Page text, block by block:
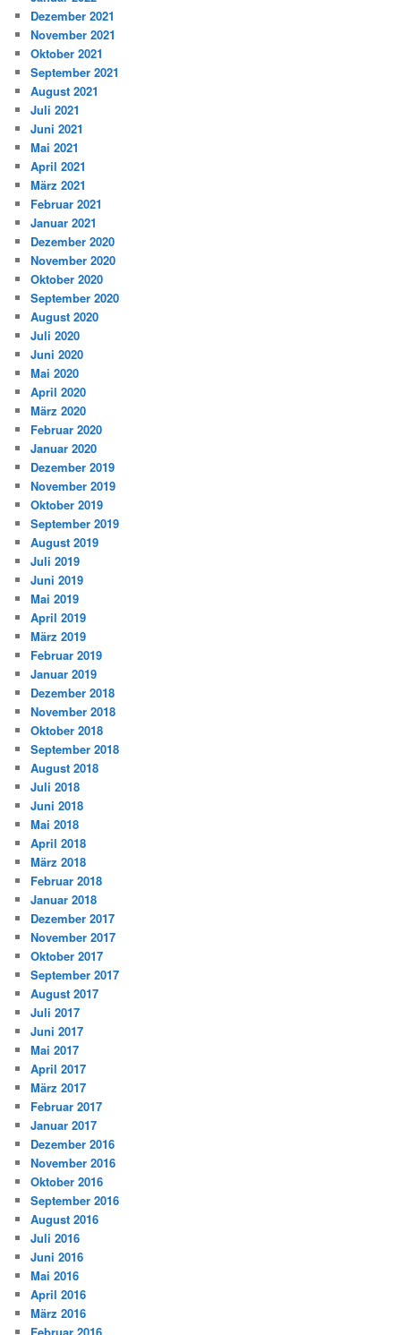
Dezember 2021
November 2021
Oktober 2021
September 2021
August 2021
Juli 2021
Juni 2021
Mai 2021
April 2021
März 2021
Februar 2021
Januar 2021
Dezember 2020
November 2020
Oktober 2020
September 2020
August 2020
Juli 2020
Juni 2020
Mai 2020
April 2020
März 2020
Februar 2020
Januar 2020
Dezember 2019
November 2019
Oktober 2019
September 2019
August 2019
Juli 2019
Juni 2019
Mai 2019
April 2019
März 2019
Februar 2019
Januar 2019
Dezember 2018
November 2018
Oktober 2018
September 2018
August 2018
Juli 2018
Juni 2018
Mai 2018
April 2018
März 2018
Februar 2018
Januar 2018
Dezember 2017
November 2017
Oktober 2017
September 2017
August 2017
Juli 2017
Juni 2017
Mai 2017
April 2017
März 2017
Februar 2017
Januar 2017
Dezember 2016
November 2016
Oktober 2016
September 2016
August 2016
Juli 2016
Juni 2016
Mai 2016
April 2016
März 2016